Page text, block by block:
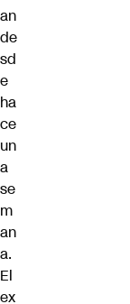
an
de
sd
e
ha
ce
un
a
se
m
an
a.
El
ex